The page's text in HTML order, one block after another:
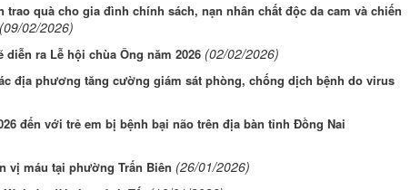
trao quà cho gia đình chính sách, nạn nhân chất độc da cam và chiến
(09/02/2026)
diễn ra Lễ hội chùa Ông năm 2026 (02/02/2026)
địa phương tăng cường giám sát phòng, chống dịch bệnh do virus
đến với trẻ em bị bệnh bại não trên địa bàn tỉnh Đồng Nai
vị máu tại phường Trấn Biên (26/01/2026)